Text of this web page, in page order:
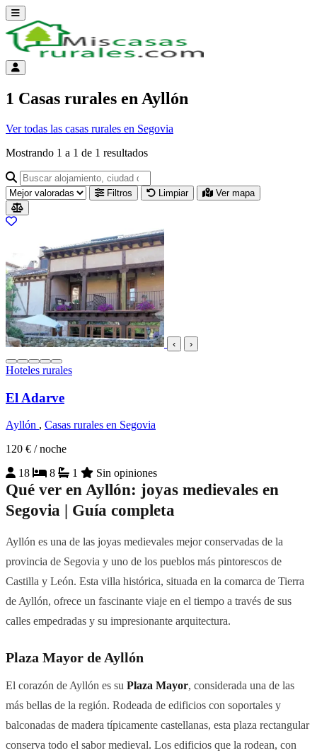
Abrir menú
Menú de cuenta
1 Casas rurales en Ayllón
Ver todas las casas rurales en Segovia
Mostrando 1 a 1 de 1 resultados
Buscar alojamiento, ciudad o provincia para ir a su página
Filtros Limpiar Ver mapa
Resultados del listado
‹ ›
Hoteles rurales
El Adarve
Ayllón , Casas rurales en Segovia
120 € / noche
18
8 1 Sin opiniones
Qué ver en Ayllón: joyas medievales en
Segovia | Guía completa
Ayllón es una de las joyas medievales mejor conservadas de la
provincia de Segovia y uno de los pueblos más pintorescos de
Castilla y León. Esta villa histórica, situada en la comarca de Tierra
de Ayllón, ofrece un fascinante viaje en el tiempo a través de sus
calles empedradas y su impresionante arquitectura.
Plaza Mayor de Ayllón
El corazón de Ayllón es su Plaza Mayor, considerada una de las
más bellas de la región. Rodeada de edificios con soportales y
balconadas de madera típicamente castellanas, esta plaza rectangular
conserva todo el sabor medieval. Los edificios que la rodean, con